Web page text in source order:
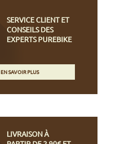
SERVICE CLIENT ET
CONSEILS DES
EXPERTS PUREBIKE
EN SAVOIR PLUS
LIVRAISON À